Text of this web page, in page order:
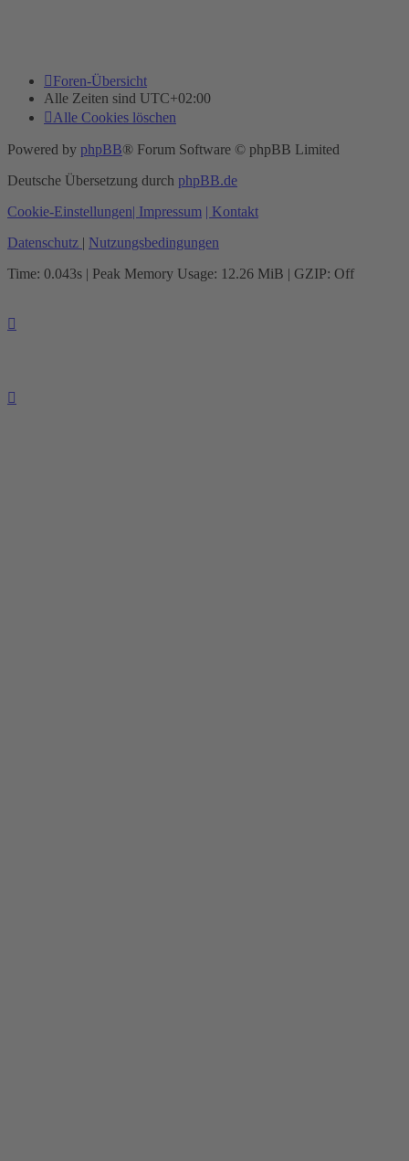
Foren-Übersicht
Alle Zeiten sind UTC+02:00
Alle Cookies löschen
Powered by phpBB® Forum Software © phpBB Limited
Deutsche Übersetzung durch phpBB.de
Cookie-Einstellungen| Impressum | Kontakt
Datenschutz | Nutzungsbedingungen
Time: 0.043s | Peak Memory Usage: 12.26 MiB | GZIP: Off